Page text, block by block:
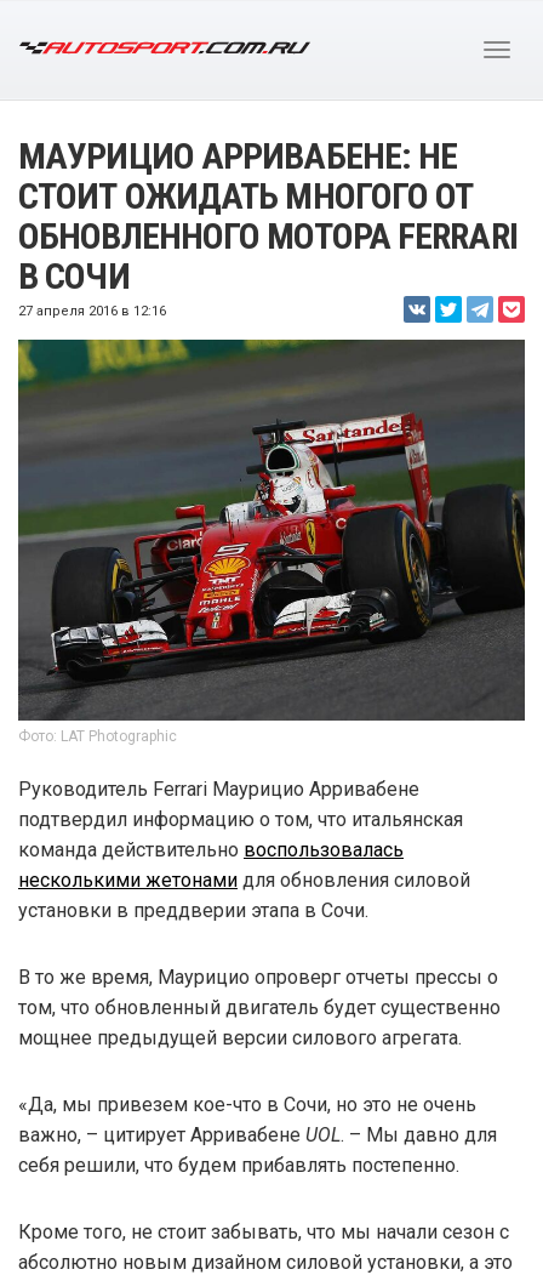
МАУРИЦИО АРРИВАБЕНЕ: НЕ
СТОИТ ОЖИДАТЬ МНОГОГО ОТ
ОБНОВЛЕННОГО МОТОРА FERRARI
В СОЧИ
27 апреля 2016 в 12:16
Фото: LAT Photographic
Руководитель Ferrari Маурицио Арривабене
подтвердил информацию о том, что итальянская
команда действительно воспользовалась
несколькими жетонами для обновления силовой
установки в преддверии этапа в Сочи.
В то же время, Маурицио опроверг отчеты прессы о
том, что обновленный двигатель будет существенно
мощнее предыдущей версии силового агрегата.
«Да, мы привезем кое-что в Сочи, но это не очень
важно, – цитирует Арривабене UOL. – Мы давно для
себя решили, что будем прибавлять постепенно.
Кроме того, не стоит забывать, что мы начали сезон с
абсолютно новым дизайном силовой установки, а это